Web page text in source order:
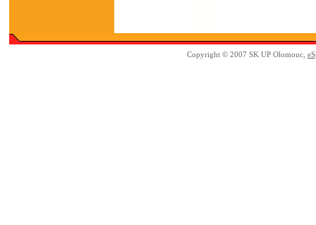
Copyright © 2007 SK UP Olomouc,